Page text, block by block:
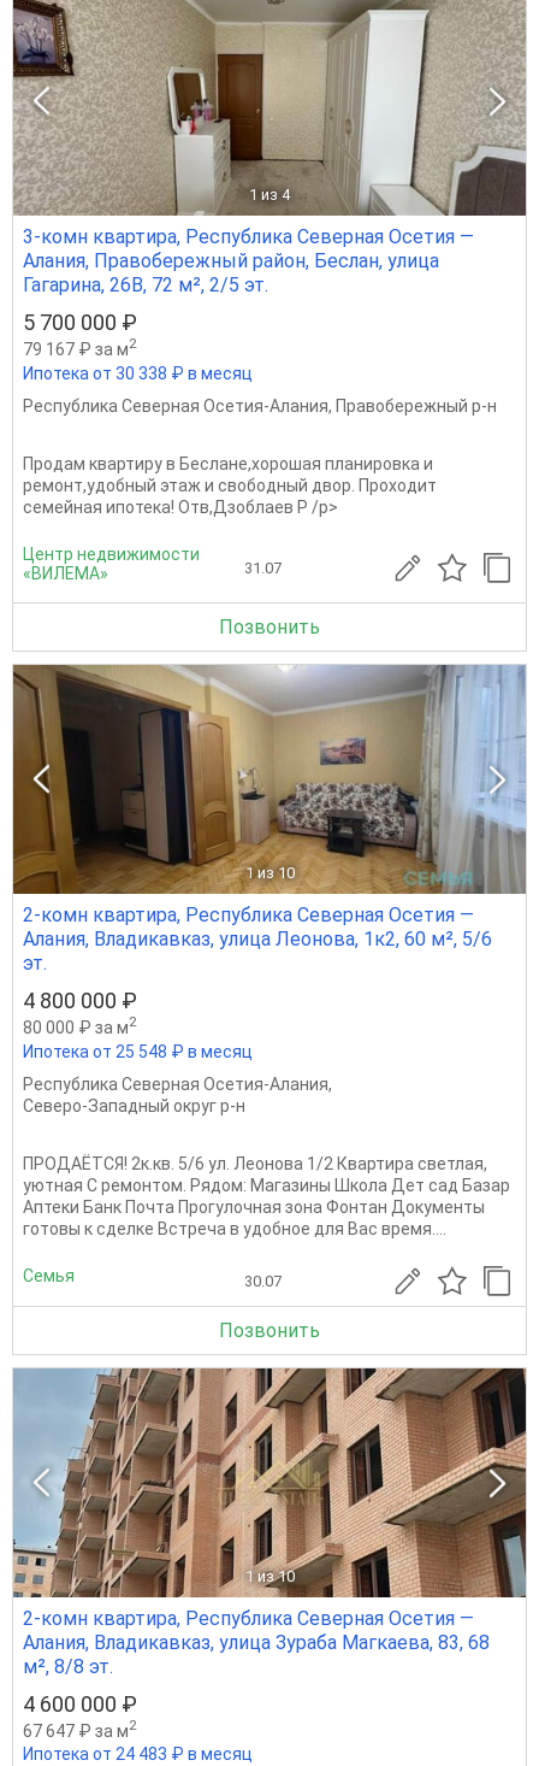
1 из 4
3-комн квартира, Республика Северная Осетия —
Алания, Правобережный район, Беслан, улица
Гагарина, 26В, 72 м², 2/5 эт.
5 700 000 ₽
79 167 ₽ за м2
Ипотека от 30 338 ₽ в месяц
Республика Северная Осетия-Алания, Правобережный р-н
Продам квартиру в Беслане,хорошая планировка и
ремонт,удобный этаж и свободный двор. Проходит
семейная ипотека! Отв,Дзоблаев Р /p>
Центр недвижимости
«ВИЛЕМА»
31.07
Позвонить
1 из 10
2-комн квартира, Республика Северная Осетия —
Алания, Владикавказ, улица Леонова, 1к2, 60 м², 5/6
эт.
4 800 000 ₽
80 000 ₽ за м2
Ипотека от 25 548 ₽ в месяц
Республика Северная Осетия-Алания,
Северо-Западный округ р-н
ПРОДАЁТСЯ! 2к.кв. 5/6 ул. Леонова 1/2 Квартира светлая,
уютная С ремонтом. Рядом: Магазины Школа Дет сад Базар
Аптеки Банк Почта Прогулочная зона Фонтан Документы
готовы к сделке Встреча в удобное для Вас время....
Семья 30.07
Позвонить
1 из 10
2-комн квартира, Республика Северная Осетия —
Алания, Владикавказ, улица Зураба Магкаева, 83, 68
м², 8/8 эт.
4 600 000 ₽
67 647 ₽ за м2
Ипотека от 24 483 ₽ в месяц